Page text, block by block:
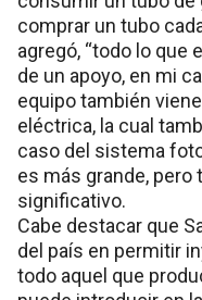
comprar un tubo
agregó, “todo lo que
de un apoyo, en mi
equipo también
eléctrica, la cual
caso del sistema
es más grande, pero
significativo.
Cabe destacar que
del país en permitir
todo aquel que